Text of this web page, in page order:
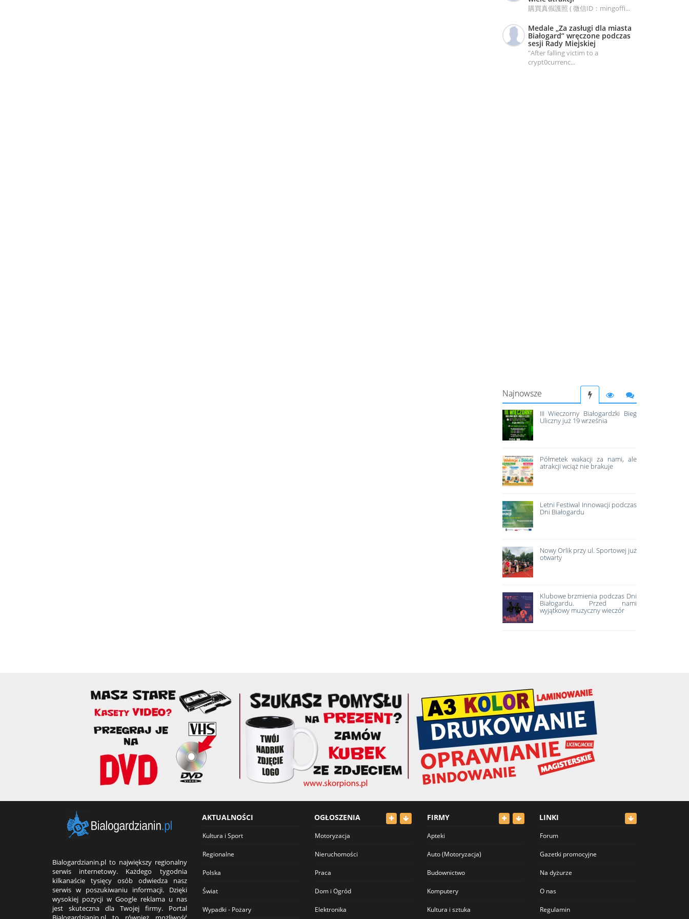
購買真假護照 ( 微信ID：mingoffi...
Medale „Za zasługi dla miasta
Białogard” wręczone podczas
sesji Rady Miejskiej
"After falling victim to a
crypt0currenc...
Najnowsze
III Wieczorny Białogardzki Bieg
Uliczny już 19 września
Półmetek wakacji za nami, ale
atrakcji wciąż nie brakuje
Letni Festiwal Innowacji podczas
Dni Białogardu
Nowy Orlik przy ul. Sportowej już
otwarty
Klubowe brzmienia podczas Dni
Białogardu. Przed nami
wyjątkowy muzyczny wieczór
Bialogardzianin.pl to największy regionalny
serwis internetowy. Każdego tygodnia
kilkanaście tysięcy osób odwiedza nasz
serwis w poszukiwaniu informacji. Dzięki
wysokiej pozycji w Google reklama u nas
jest skuteczna dla Twojej firmy. Portal
AKTUALNOŚCI
Kultura i Sport
Regionalne
Polska
Świat
Wypadki - Pożary
OGŁOSZENIA
Motoryzacja
Nieruchomości
Praca
Dom i Ogród
Elektronika
FIRMY
Apteki
Auto (Motoryzacja)
Budownictwo
Komputery
Kultura i sztuka
LINKI
Forum
Gazetki promocyjne
Na dyżurze
O nas
Regulamin